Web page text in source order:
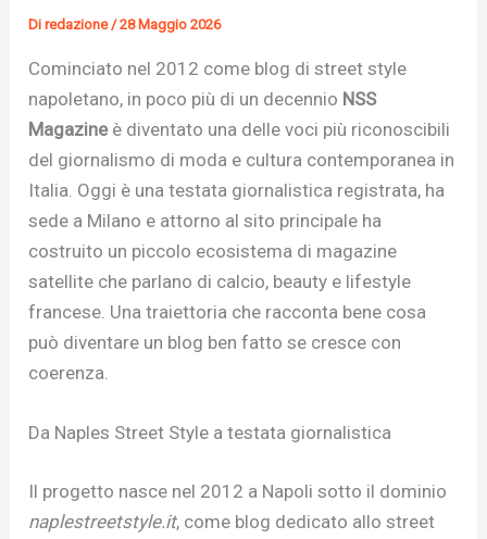
Diredazione/28 Maggio 2026
Cominciato nel 2012 come blog di street style
napoletano, in poco più di un decennio NSS
Magazineè diventato una delle voci più riconoscibili
del giornalismo di moda e cultura contemporanea in
Italia. Oggi è una testata giornalistica registrata, ha
sede a Milano e attorno al sito principale ha
costruito un piccolo ecosistema di magazine
satellite che parlano di calcio, beauty e lifestyle
francese. Una traiettoria che racconta bene cosa
può diventare un blog ben fatto se cresce con
coerenza.
Da Naples Street Style a testata giornalistica
Il progetto nasce nel 2012 a Napoli sotto il dominio
naplestreetstyle.it, come blog dedicato allo street